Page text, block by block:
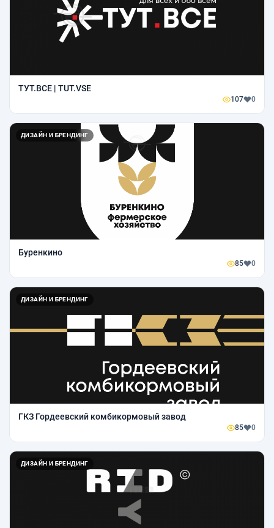
ТУТ.ВСЕ | TUT.VSE
107 0
ДИЗАЙН И БРЕНДИНГ
Буренкино
85 0
ДИЗАЙН И БРЕНДИНГ
ГКЗ Гордеевский комбикормовый завод
85 0
ДИЗАЙН И БРЕНДИНГ